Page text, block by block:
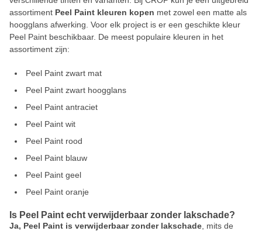
assortiment Peel Paint kleuren kopen met zowel een matte als
hoogglans afwerking. Voor elk project is er een geschikte kleur
Peel Paint beschikbaar. De meest populaire kleuren in het
assortiment zijn:
Peel Paint zwart mat
Peel Paint zwart hoogglans
Peel Paint antraciet
Peel Paint wit
Peel Paint rood
Peel Paint blauw
Peel Paint geel
Peel Paint oranje
Is Peel Paint echt verwijderbaar zonder lakschade?
Ja, Peel Paint is verwijderbaar zonder lakschade , mits de